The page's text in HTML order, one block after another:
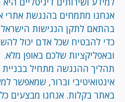
אנחנו מתמחים בהנגשת אתרי
כדי להבטיח שכל אדם יכול
ובאפליקציות שלכם באופן מלא.
תהליך ההנגשה מתחיל
אינטואיטיבי וברור, שמאפשר
באתר בקלות. אנחנו מבצעים